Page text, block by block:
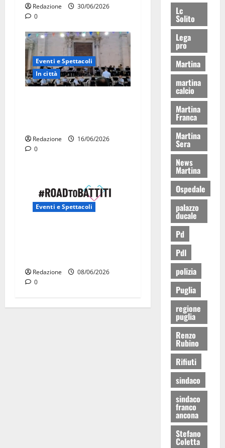
Redazione
30/06/2026
0
Eventi e Spettacoli
In città
Redazione
16/06/2026
0
Eventi e Spettacoli
Redazione
08/06/2026
0
Lc
Solito
Lega
pro
Martina
martina
calcio
Martina
Franca
Martina
Sera
News
Martina
Ospedale
palazzo
ducale
Pd
Pdl
polizia
Puglia
regione
puglia
Renzo
Rubino
Rifiuti
sindaco
sindaco
franco
ancona
Stefano
Coletta